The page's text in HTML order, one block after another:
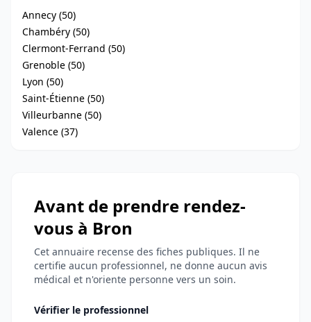
Annecy (50)
Chambéry (50)
Clermont-Ferrand (50)
Grenoble (50)
Lyon (50)
Saint-Étienne (50)
Villeurbanne (50)
Valence (37)
Avant de prendre rendez-
vous à Bron
Cet annuaire recense des fiches publiques. Il ne
certifie aucun professionnel, ne donne aucun avis
médical et n'oriente personne vers un soin.
Vérifier le professionnel